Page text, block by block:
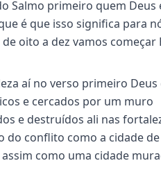
Salmo primeiro quem Deus
é que isso significa para
oito a dez vamos começar
aí no verso primeiro Deus
e cercados por um muro
e destruídos ali nas
do conflito como a cidade de
como uma cidade